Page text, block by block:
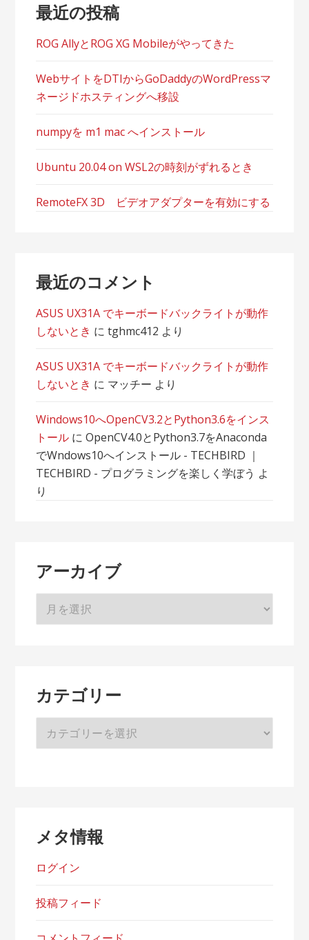
ョ
ン
最近の投稿
ROG AllyとROG XG Mobileがやってきた
WebサイトをDTIからGoDaddyのWordPressマ
ネージドホスティングへ移設
numpyを m1 mac へインストール
Ubuntu 20.04 on WSL2の時刻がずれるとき
RemoteFX 3D ビデオアダプターを有効にする
最近のコメント
ASUS UX31A でキーボードバックライトが動作
しないとき にtghmc412 より
ASUS UX31A でキーボードバックライトが動作
しないとき に マッチー より
Windows10へOpenCV3.2とPython3.6をインス
トール にOpenCV4.0とPython3.7をAnaconda
でWndows10へインストール - TECHBIRD ｜
TECHBIRD - プログラミングを楽しく学ぼう よ
り
アーカイブ
カテゴリー
メタ情報
ログイン
投稿フィード